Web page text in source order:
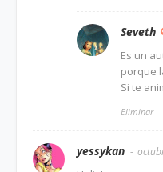
Seveth
Es un
porque
Si te
Eliminar
yessykan